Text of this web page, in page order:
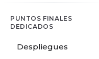
PUNTOS FINALES
DEDICADOS
Despliegues